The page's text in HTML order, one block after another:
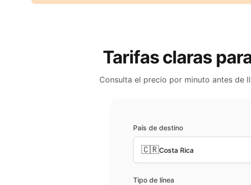
Tarifas claras
Consulta el precio por minuto antes de
País de destino
🇨🇷Costa Rica
Tipo de línea